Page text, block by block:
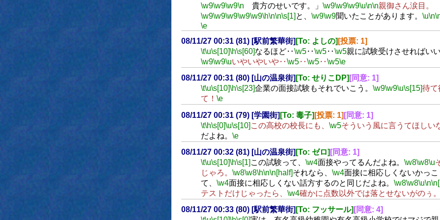
\w9\w9\w9\n 貴方のせいです。」 \w9\w9\w9\u\n\n親御さん涙目。
\w9\w9\w9\w9\w9\h\n\n\s[1] と、 \w9\w9聞いたことがあります。 \u\n
\e
08/11/27 00:31 (81) [駅前繁華街] [To: よしの] [投票: 1]
\t\u\s[10]\h\s[60]なるほど‥\w5‥\w5‥\w5親に試験受けさせればい
\w9\w9\uいやいやいや‥\w5‥\w5‥\w5\e
08/11/27 00:31 (80) [山の温泉街] [To: せりこDP] [同意: 1]
\t\u\s[10]\h\s[23]企業の面接試験もそれでいこう。 \w9\w9\u\s[15]待て
て！ \e
08/11/27 00:31 (79) [学園街] [To: 毒子] [投票: 1] [同意: 1]
\t\h\s[0]\u\s[10] この高校の校長にも、 \w5そういう風に言うてほしい
だよね。 \e
08/11/27 00:32 (81) [山の温泉街] [To: ゼロ] [同意: 1]
\t\u\s[10]\h\s[1] この試験って、 \w4面接やってるんだよね。 \w8\w8\u
じゃろ。 \w8\w8\h\n\n[half]それなら、 \w4面接に相応しくないかっ
て、 \w4面接に相応しくない話方するのと同じだよね。 \w8\w8\u\n
テストだけじゃったら、 \w4確かに点数以外では落とせないがのぅ
08/11/27 00:33 (80) [駅前繁華街] [To: フッサール] [同意: 4]